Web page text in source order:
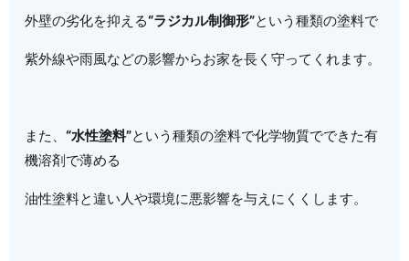
外壁の劣化を抑える“ラジカル制御形”という種類の塗料で
紫外線や雨風などの影響からお家を長く守ってくれます。
また、“水性塗料”という種類の塗料で化学物質でできた有
機溶剤で薄める
油性塗料と違い人や環境に悪影響を与えにくくします。